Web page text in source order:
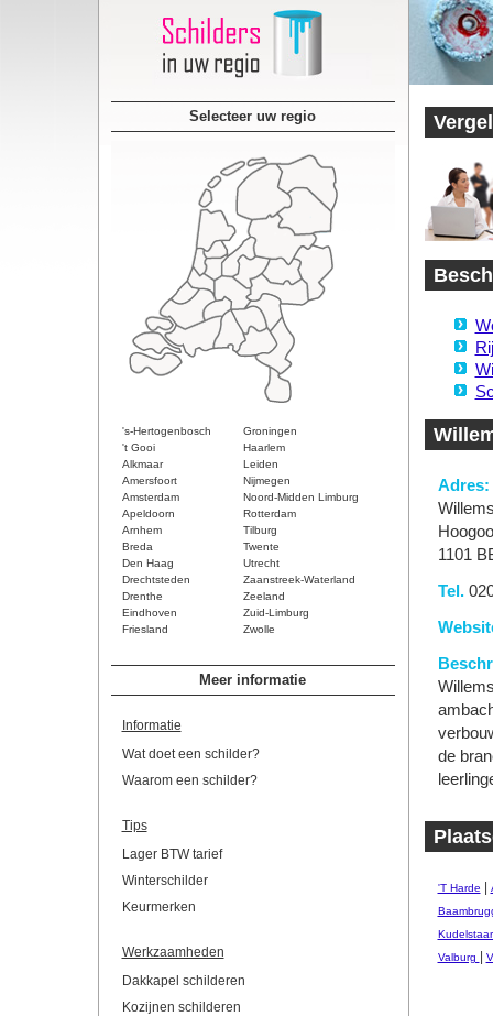
Selecteer uw regio
's-Hertogenbosch
Groningen
't Gooi
Haarlem
Alkmaar
Leiden
Amersfoort
Nijmegen
Amsterdam
Noord-Midden Limburg
Apeldoorn
Rotterdam
Arnhem
Tilburg
Breda
Twente
Den Haag
Utrecht
Drechtsteden
Zaanstreek-Waterland
Drenthe
Zeeland
Eindhoven
Zuid-Limburg
Friesland
Zwolle
Meer informatie
Informatie
Wat doet een schilder?
Waarom een schilder?
Tips
Lager BTW tarief
Winterschilder
Keurmerken
Werkzaamheden
Dakkapel schilderen
Kozijnen schilderen
Adres:
1101
Tel.
de
'T Harde
Valburg